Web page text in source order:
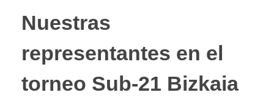
Nuestras
representantes en el
torneo Sub-21 Bizkaia